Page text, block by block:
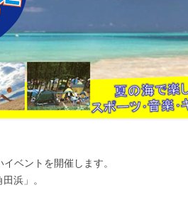
ベントを開催します。
浜」。